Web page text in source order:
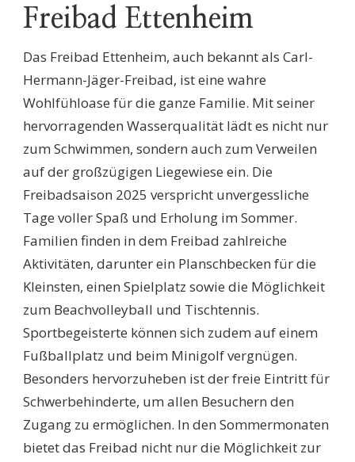
Freibad Ettenheim
Das Freibad Ettenheim, auch bekannt als Carl-
Hermann-Jäger-Freibad, ist eine wahre
Wohlfühloase für die ganze Familie. Mit seiner
hervorragenden Wasserqualität lädt es nicht nur
zum Schwimmen, sondern auch zum Verweilen
auf der großzügigen Liegewiese ein. Die
Freibadsaison 2025 verspricht unvergessliche
Tage voller Spaß und Erholung im Sommer.
Familien finden in dem Freibad zahlreiche
Aktivitäten, darunter ein Planschbecken für die
Kleinsten, einen Spielplatz sowie die Möglichkeit
zum Beachvolleyball und Tischtennis.
Sportbegeisterte können sich zudem auf einem
Fußballplatz und beim Minigolf vergnügen.
Besonders hervorzuheben ist der freie Eintritt für
Schwerbehinderte, um allen Besuchern den
Zugang zu ermöglichen. In den Sommermonaten
bietet das Freibad nicht nur die Möglichkeit zur